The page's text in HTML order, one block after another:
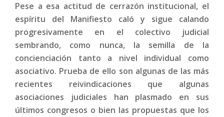
Pese a esa actitud de cerrazón institucional, el
espíritu del Manifiesto caló y sigue calando
progresivamente en el colectivo judicial
sembrando, como nunca, la semilla de la
concienciación tanto a nivel individual como
asociativo. Prueba de ello son algunas de las más
recientes reivindicaciones que algunas
asociaciones judiciales han plasmado en sus
últimos congresos o bien las propuestas que los